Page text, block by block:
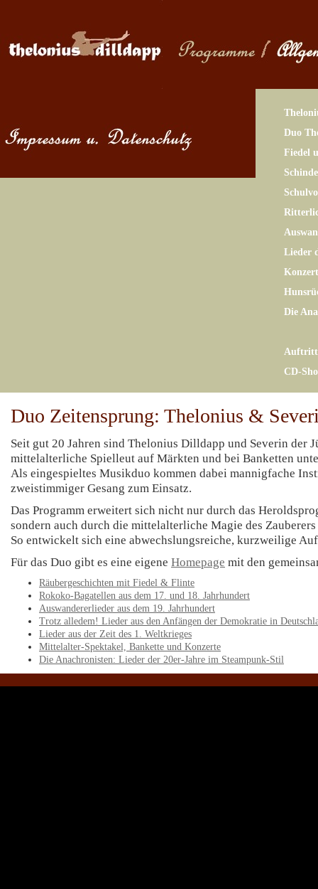
Duo
Fiedel
Lieder
Die
CD-
Duo Zeitensprung: Thelonius &
Seit gut 20 Jahren sind Thelonius Dilldapp und Severin der
mittelalterliche Spielleut auf Märkten und bei Banketten
Als eingespieltes Musikduo kommen dabei mannigfache
zweistimmiger Gesang zum Einsatz.
Das Programm erweitert sich nicht nur durch das
sondern auch durch die mittelalterliche Magie des Zauberers
So entwickelt sich eine abwechslungsreiche, kurzweilige
Für das Duo gibt es eine eigene Homepage mit den
Räubergeschichten mit Fiedel & Flinte
Rokoko-Bagatellen aus dem 17. und 18. Jahrhundert
Auswandererlieder aus dem 19. Jahrhundert
Trotz alledem! Lieder aus den Anfängen der Demokratie in
Lieder aus der Zeit des 1. Weltkrieges
Mittelalter-Spektakel, Bankette und Konzerte
Die Anachronisten: Lieder der 20er-Jahre im Steampunk-Stil